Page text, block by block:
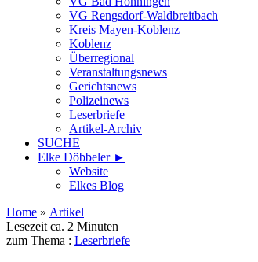
VG Rengsdorf-Waldbreitbach
Kreis Mayen-Koblenz
Koblenz
Überregional
Veranstaltungsnews
Gerichtsnews
Polizeinews
Leserbriefe
Artikel-Archiv
SUCHE
Elke Döbbeler ►
Website
Elkes Blog
Home » Artikel
Lesezeit ca. 2 Minuten
zum Thema : Leserbriefe